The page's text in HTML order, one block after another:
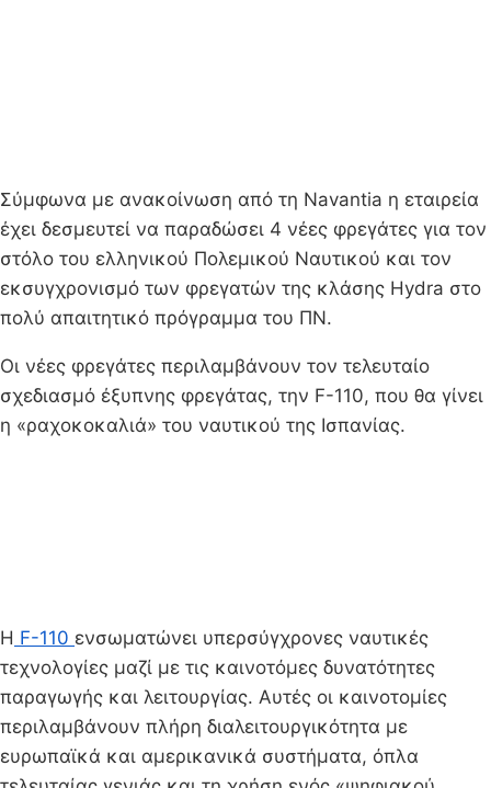
Σύμφωνα με ανακοίνωση από τη Navantia η εταιρεία
έχει δεσμευτεί να παραδώσει 4 νέες φρεγάτες για τον
στόλο του ελληνικού Πολεμικού Ναυτικού και τον
εκσυγχρονισμό των φρεγατών της κλάσης Hydra στο
πολύ απαιτητικό πρόγραμμα του ΠΝ.
Οι νέες φρεγάτες περιλαμβάνουν τον τελευταίο
σχεδιασμό έξυπνης φρεγάτας, την F-110, που θα γίνει
η «ραχοκοκαλιά» του ναυτικού της Ισπανίας.
Η F-110 ενσωματώνει υπερσύγχρονες ναυτικές
τεχνολογίες μαζί με τις καινοτόμες δυνατότητες
παραγωγής και λειτουργίας. Αυτές οι καινοτομίες
περιλαμβάνουν πλήρη διαλειτουργικότητα με
ευρωπαϊκά και αμερικανικά συστήματα, όπλα